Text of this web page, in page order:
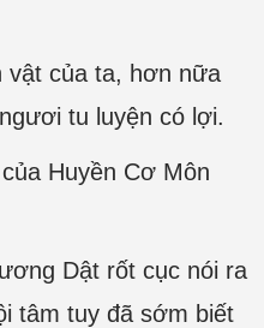
vật của ta, hơn nữa
tu luyện có lợi.
Huyền Cơ Môn
Dật rốt cục nói ra
tâm tuy đã sớm biết